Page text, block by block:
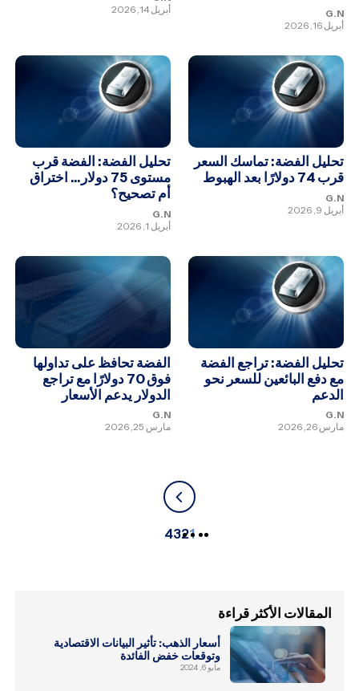
G.N
أبريل 16, 2026
أبريل 14, 2026
تحليل الفضة: تماسك السعر
قرب 74 دولارًا بعد الهبوط
G.N
أبريل 9, 2026
تحليل الفضة: الفضة قرب
مستوى 75 دولار… اختراق
أم تصحيح؟
G.N
أبريل 1, 2026
تحليل الفضة: تراجع الفضة
مع دفع البائعين للسعر نحو
الدعم
G.N
مارس 26, 2026
الفضة تحافظ على تداولها
فوق 70 دولارًا مع تراجع
الدولار يدعم الأسعار
G.N
مارس 25, 2026
1
2
3
4
المقالات الأكثر قراءة
أسعار الذهب: تأثير البيانات الاقتصادية
وتوقعات خفض الفائدة
مايو 6, 2024